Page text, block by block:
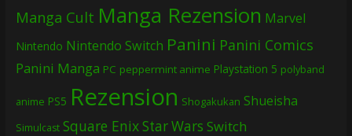
Manga Cult Manga Rezension Marvel
Nintendo Nintendo Switch Panini Panini Comics
Panini Manga PC peppermint anime Playstation 5 polyband
anime PS5 Rezension Shogakukan Shueisha
Simulcast Square EnixStar Wars Switch